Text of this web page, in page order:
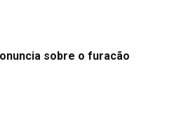
sobre o furacão